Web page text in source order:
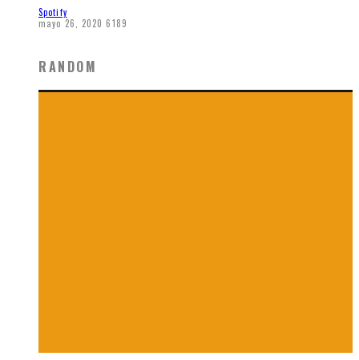
Spotify
mayo 26, 2020 6189
RANDOM